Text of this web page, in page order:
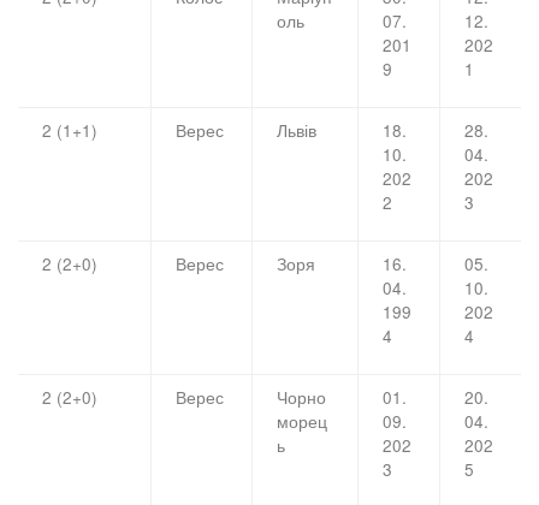
оль
07.
201
9
12.
202
1
2 (1+1) Верес Львів
18.
10.
202
2
28.
04.
202
3
2 (2+0) Верес Зоря
16.
04.
199
4
05.
10.
202
4
2 (2+0) Верес
Чорно
морец
ь
01.
09.
202
3
20.
04.
202
5